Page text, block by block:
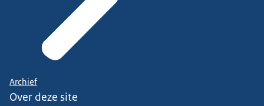
Archief
Over deze site